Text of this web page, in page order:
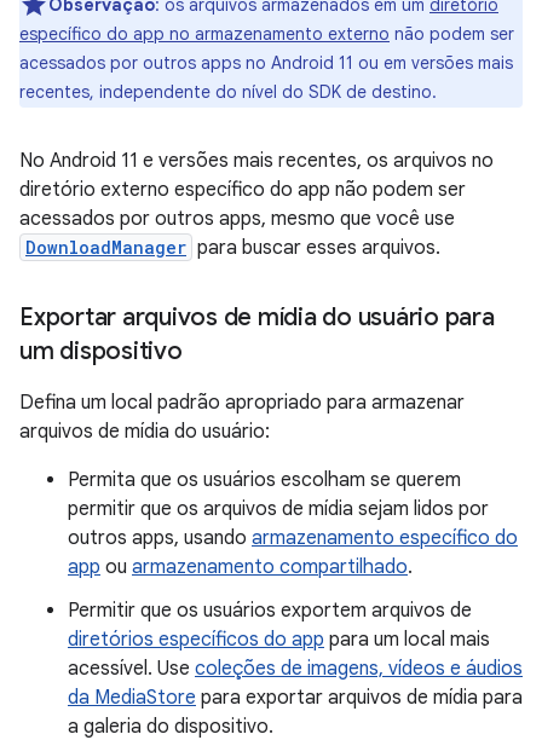
Observação: os arquivos armazenados em um diretório
específico do app no armazenamento externo não podem ser
acessados por outros apps no Android 11 ou em versões mais
recentes, independente do nível do SDK de destino.
No Android 11 e versões mais recentes, os arquivos no
diretório externo específico do app não podem ser
acessados por outros apps, mesmo que você use
DownloadManager para buscar esses arquivos.
Exportar arquivos de mídia do usuário para
um dispositivo
Defina um local padrão apropriado para armazenar
arquivos de mídia do usuário:
Permita que os usuários escolham se querem
permitir que os arquivos de mídia sejam lidos por
outros apps, usando armazenamento específico do
app ou armazenamento compartilhado.
Permitir que os usuários exportem arquivos de
diretórios específicos do app para um local mais
acessível. Use coleções de imagens, vídeos e áudios
da MediaStore para exportar arquivos de mídia para
a galeria do dispositivo.